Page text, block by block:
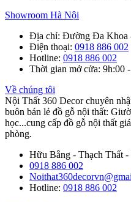
Showroom Hà Nội
Địa chỉ: Đường Đa Khoa
Điện thoại: 0918 886 002
Hotline: 0918 886 002
Thời gian mở cửa: 9h:00
Về chúng tôi
Nội Thất 360 Decor chuyên
buôn bán lẻ đồ gỗ nội thất:
học...cung cấp đồ gỗ nội thất
phòng.
Hữu Bằng - Thạch Thất
0918 886 002
Hotline: 0918 886 002